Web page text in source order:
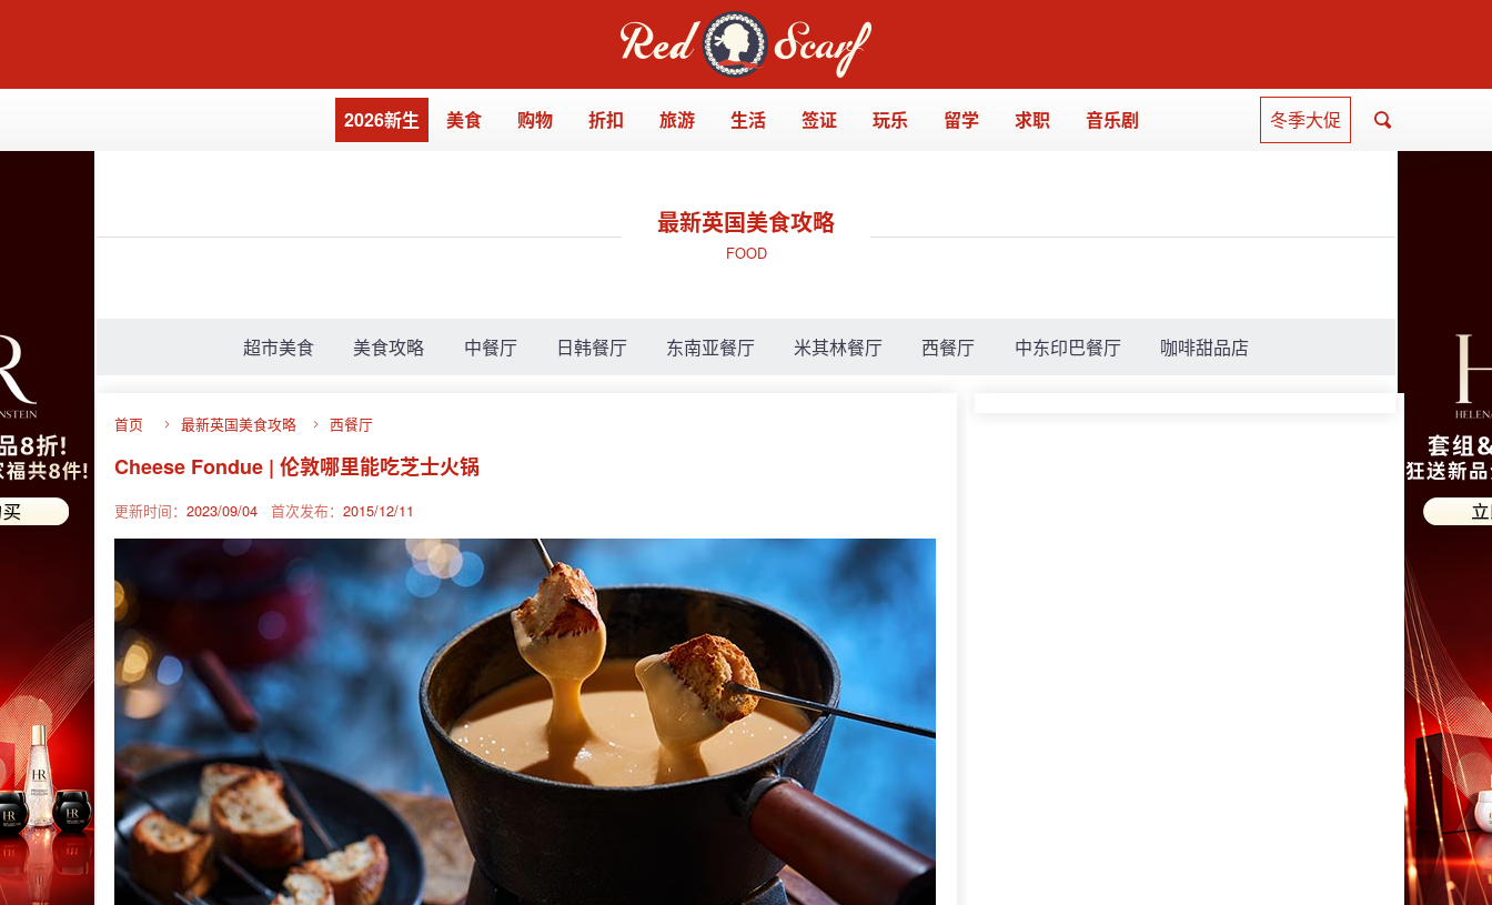
2026新生 美食 购物 折扣 旅游 生活 签证 玩乐 留学 求职 音乐剧 冬季大促
最新英国美食攻略
FOOD
超市美食 美食攻略 中餐厅 日韩餐厅 东南亚餐厅 米其林餐厅 西餐厅 中东印巴餐厅 咖啡甜品店
首页 最新英国美食攻略 西餐厅
Cheese Fondue | 伦敦哪里能吃芝士火锅
更新时间： 2023/09/04 首次发布： 2015/12/11